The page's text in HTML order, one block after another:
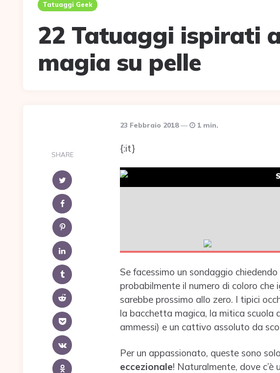
Tatuaggi Geek
22 Tatuaggi ispirati
magia su pelle
23 Febbraio 2018 1 min.
SHARE
{:it}
Se facessimo un sondaggio
probabilmente il numero di coloro
sarebbe prossimo allo zero. I tipici
la bacchetta magica, la mitica
ammessi) e un cattivo assoluto da
Per un appassionato, queste sono
eccezionale! Naturalmente, dove